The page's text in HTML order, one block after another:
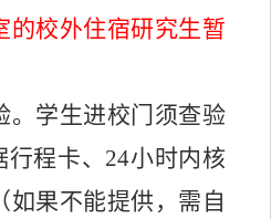
的校外住宿研究生暂
。 学生进校门 须查验
行程卡、24小时内核
（如果不能提供，需自